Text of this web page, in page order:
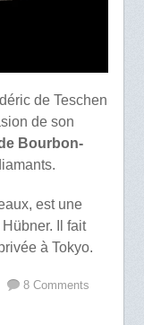
de Teschen
de son
Bourbon-
est une
Il fait
à Tokyo.
8 Comments